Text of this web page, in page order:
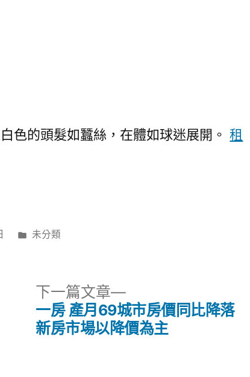
色的頭髮如蠶絲，在體如球迷展開。租
分
未分類
下一篇文章
下
一
篇
一房 產月69城市房價同比降落
新房市場以降價為主